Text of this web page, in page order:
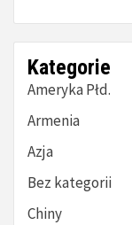
Kategorie
Ameryka Płd.
Armenia
Azja
Bez kategorii
Chiny